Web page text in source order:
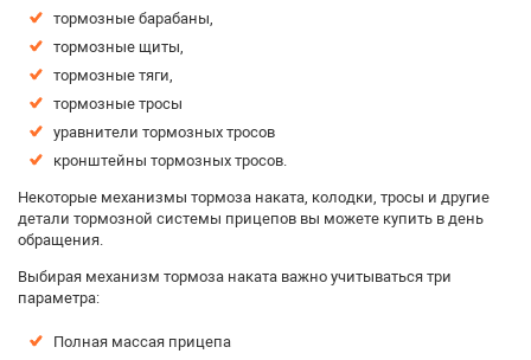
тормозные барабаны,
тормозные щиты,
тормозные тяги,
тормозные тросы
уравнители тормозных тросов
кронштейны тормозных тросов.
Некоторые механизмы тормоза наката, колодки, тросы и другие
детали тормозной системы прицепов вы можете купить в день
обращения.
Выбирая механизм тормоза наката важно учитываться три
параметра:
Полная массая прицепа